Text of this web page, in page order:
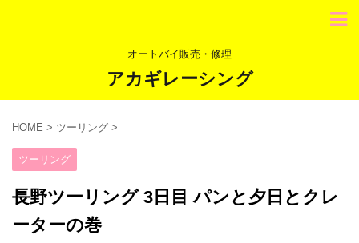
オートバイ販売・修理
アカギレーシング
HOME > ツーリング >
ツーリング
長野ツーリング 3日目 パンと夕日とクレ
ーターの巻